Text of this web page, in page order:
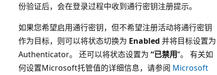
份验证后，会在登录过程中收到通行密钥注册提示。
如果您希望启用通行密钥，但不希望注册活动将通行密钥
作为目标，则可以将状态切换为 Enabled 并将目标设置为
Authenticator。 还可以将状态设置为 “已禁用”。 有关如
何设置Microsoft托管值的详细信息，请参阅 Microsoft